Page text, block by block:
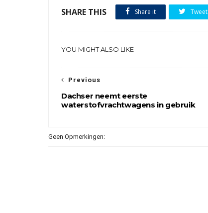
SHARE THIS Share it Tweet
YOU MIGHT ALSO LIKE
Previous
Dachser neemt eerste
waterstofvrachtwagens in gebruik
Geen Opmerkingen: